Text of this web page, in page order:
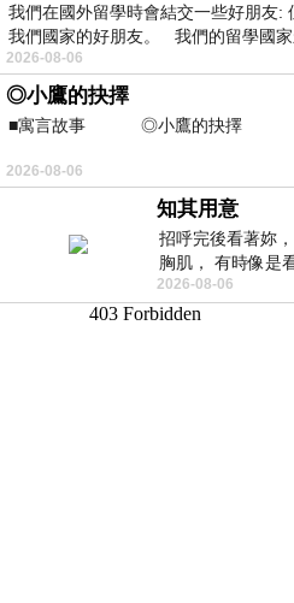
我們在國外留學時會結交一些好朋友:
我們國家的好朋友。 我們的留學國
2026-08-06
◎小鷹的抉擇
■寓言故事 ◎小鷹的抉擇
⊕潘文良
仞的懸崖上，有一座遮天蔽
2026-08-06
知其用意
招呼完後看著妳
胸肌， 有時像是
視線不對齊， 讓
2026-08-06